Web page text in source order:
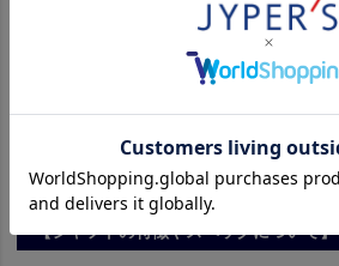
【シャフトの特徴やスペックについて】